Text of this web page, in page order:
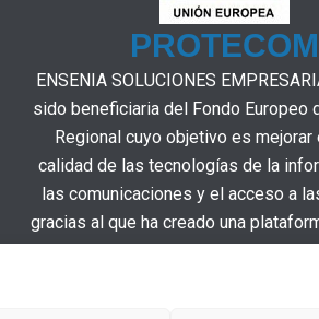
PROTECOM
ENSENIA SOLUCIONES
sido beneficiaria del Fondo Europeo
Regional cuyo objetivo es mejorar
calidad de las tecnologías de la
las comunicaciones y el acceso a
gracias al que ha creado una
comercial y automatizado la puerta